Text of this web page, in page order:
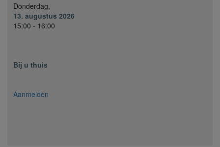
Donderdag,
13. augustus 2026
15:00 - 16:00
Bij u thuis
Aanmelden